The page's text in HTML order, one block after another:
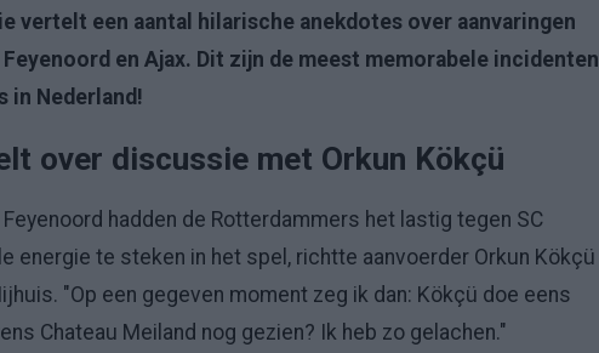
vertelt een aantal hilarische anekdotes over aanvaringen
en Ajax. Dit zijn de meest memorabele incidenten
in Nederland!
over discussie met Orkun Kökçü
Feyenoord hadden de Rotterdammers het lastig tegen SC
energie te steken in het spel, richtte aanvoerder Orkun Kökçü
"Op een gegeven moment zeg ik dan: Kökçü doe eens
Chateau Meiland nog gezien? Ik heb zo gelachen."